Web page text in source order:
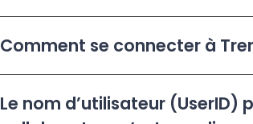
Comment se connecter à
Le nom d’utilisateur (UserID)